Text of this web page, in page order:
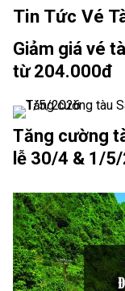
Tin Tức Vé
Giảm giá vé
từ 204.000đ
Tăng cường
lễ 30/4 & 1/